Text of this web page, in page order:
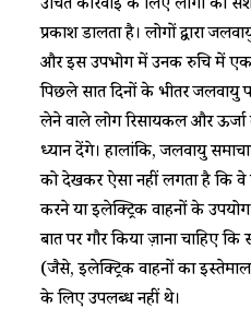
उचित कार्रवाई के लिए लोगों को
प्रकाश डालता है। लोगों द्वारा
और इस उपभोग में उनकी रुचि में
पिछले सात दिनों के भीतर जलवायु
लेने वाले लोग रिसायकल और
ध्यान देंगे। हालांकि, जलवायु
को देखकर ऐसा नहीं लगता है कि
करने या इलेक्ट्रिक वाहनों के
बात पर गौर किया ज़ाना चाहिए
(जैसे, इलेक्ट्रिक वाहनों का
के लिए उपलब्ध नहीं थे।